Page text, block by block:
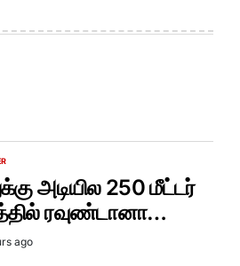
அடியில 250 மீட்டர்
ரவுண்டானா…
ago